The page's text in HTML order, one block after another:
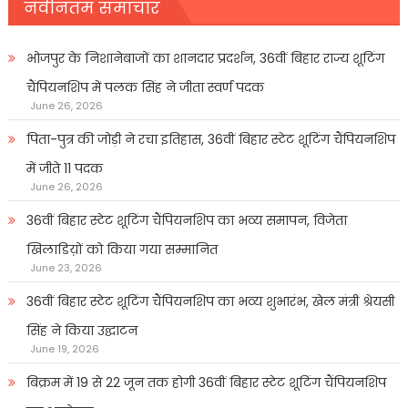
नवीनतम समाचार
भोजपुर के निशानेबाजों का शानदार प्रदर्शन, 36वीं बिहार राज्य शूटिंग
चैंपियनशिप में पलक सिंह ने जीता स्वर्ण पदक
June 26, 2026
पिता-पुत्र की जोड़ी ने रचा इतिहास, 36वीं बिहार स्टेट शूटिंग चैंपियनशिप
में जीते 11 पदक
June 26, 2026
36वीं बिहार स्टेट शूटिंग चैंपियनशिप का भव्य समापन, विजेता
खिलाडिय़ों को किया गया सम्मानित
June 23, 2026
36वीं बिहार स्टेट शूटिंग चैंपियनशिप का भव्य शुभारंभ, खेल मंत्री श्रेयसी
सिंह ने किया उद्घाटन
June 19, 2026
बिक्रम में 19 से 22 जून तक होगी 36वीं बिहार स्टेट शूटिंग चैंपियनशिप